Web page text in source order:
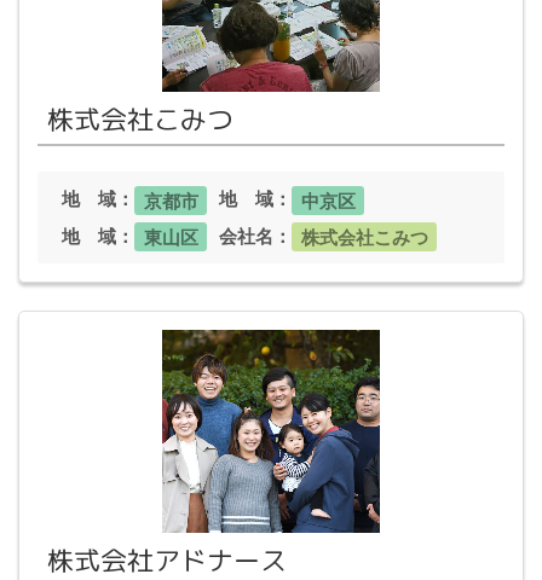
株式会社こみつ
地 域： 京都市 地 域：
中京区
地 域：
東山区 会社名： 株式会社こみつ
株式会社アドナース